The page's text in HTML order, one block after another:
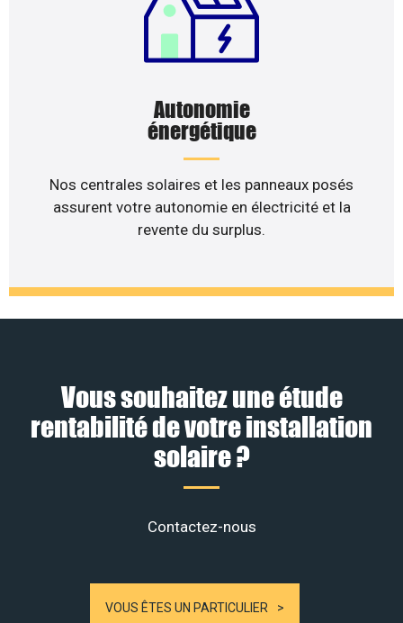
Autonomie
énergétique
Nos centrales solaires et les panneaux posés
assurent votre autonomie en électricité et la
revente du surplus.
Vous souhaitez une étude
rentabilité de votre installation
solaire ?
Contactez-nous
VOUS ÊTES UN PARTICULIER